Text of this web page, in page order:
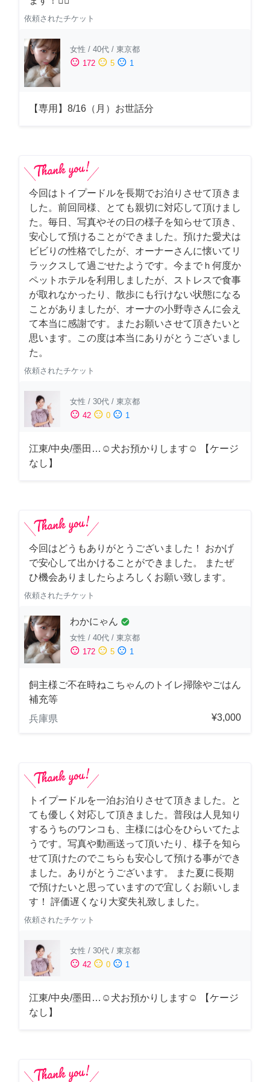
依頼されたチケット
女性 / 40代 / 東京都
sentiment_satisfied 172 sentiment_neutral 5 sentiment_dissatisfied 1
【専用】8/16（月）お世話分
今回はトイプードルを長期でお泊りさせて頂きま
した。前回同様、とても親切に対応して頂けまし
た。毎日、写真やその日の様子を知らせて頂き、
安心して預けることができました。預けた愛犬は
ビビりの性格でしたが、オーナーさんに懐いてリ
ラックスして過ごせたようです。今までｈ何度か
ペットホテルを利用しましたが、ストレスで食事
が取れなかったり、散歩にも行けない状態になる
ことがありましたが、オーナの小野寺さんに会え
て本当に感謝です。またお願いさせて頂きたいと
思います。この度は本当にありがとうございまし
た。
依頼されたチケット
女性 / 30代 / 東京都
sentiment_satisfied 42 sentiment_neutral 0 sentiment_dissatisfied 1
江東/中央/墨田…☺︎犬お預かりします☺︎ 【ケージ
なし】
今回はどうもありがとうございました！ おかげ
で安心して出かけることができました。 またぜ
ひ機会ありましたらよろしくお願い致します。
依頼されたチケット
わかにゃん check_circle
女性 / 40代 / 東京都
sentiment_satisfied 172 sentiment_neutral 5 sentiment_dissatisfied 1
飼主様ご不在時ねこちゃんのトイレ掃除やごはん
補充等
兵庫県
¥3,000
トイプードルを一泊お泊りさせて頂きました。と
ても優しく対応して頂きました。普段は人見知り
するうちのワンコも、主様には心をひらいてたよ
うです。写真や動画送って頂いたり、様子を知ら
せて頂けたのでこちらも安心して預ける事ができ
ました。ありがとうございます。 また夏に長期
で預けたいと思っていますので宜しくお願いしま
す！ 評価遅くなり大変失礼致しました。
依頼されたチケット
女性 / 30代 / 東京都
sentiment_satisfied 42 sentiment_neutral 0 sentiment_dissatisfied 1
江東/中央/墨田…☺︎犬お預かりします☺︎ 【ケージ
なし】